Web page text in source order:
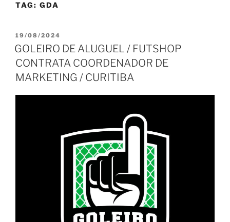
TAG: GDA
PUBLICADO
EM
19/08/2024
GOLEIRO DE ALUGUEL / FUTSHOP
CONTRATA COORDENADOR DE
MARKETING / CURITIBA